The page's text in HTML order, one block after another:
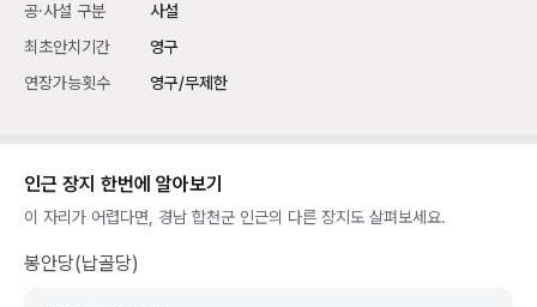
공·사설 구분
사설
최초안치기간
영구
연장가능횟수
영구/무제한
인근 장지 한번에 알아보기
이 자리가 어렵다면, 경남 합천군 인근의 다른 장지도 살펴보세요.
봉안당(납골당)